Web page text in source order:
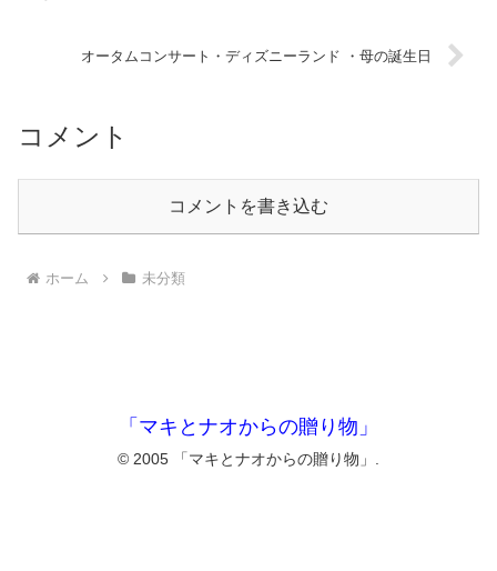
オータムコンサート・ディズニーランド ・母の誕生日
コメント
コメントを書き込む
ホーム 未分類
「マキとナオからの贈り物」
© 2005 「マキとナオからの贈り物」.